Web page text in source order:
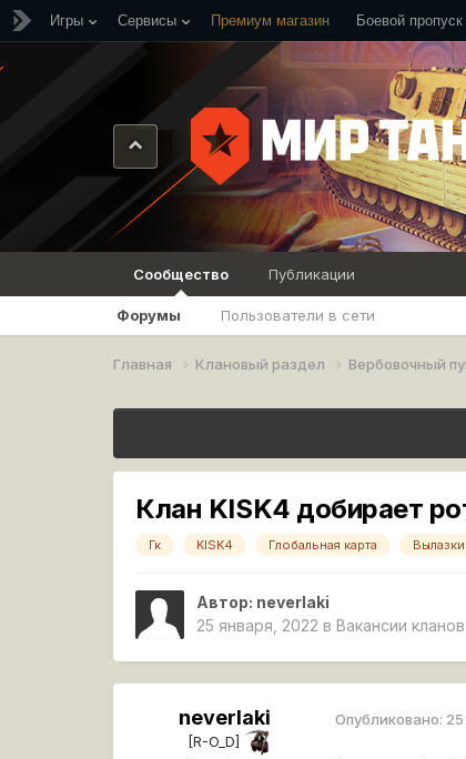
Игры Сервисы Премиум магазин Боевой пропуск
Сообщество
Форумы Пользователи в сети
Публикации
Главная Клановый раздел Вербовочный
Клан KISK4 добирает
Гк KISK4 Глобальная карта Вылазки
Автор: neverlaki
25 января, 2022 в Вакансии кланов
neverlaki
[R-O_D]
Опубликовано: